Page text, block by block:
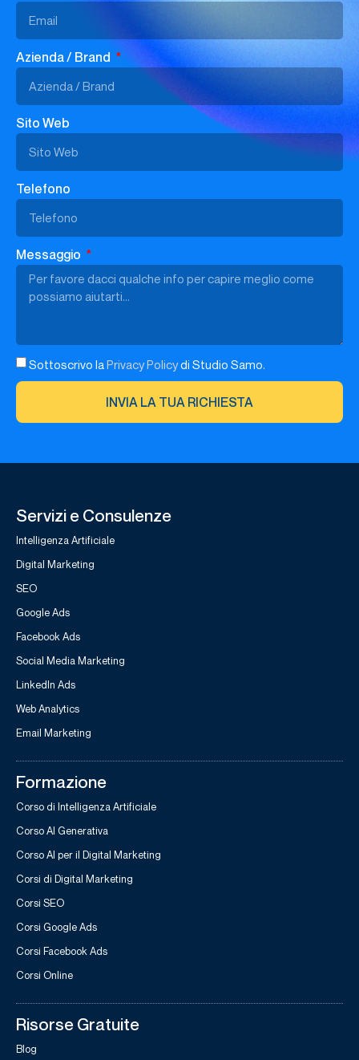
Azienda / Brand
Sito Web
Telefono
Messaggio
Sottoscrivo laPrivacy Policydi Studio Samo.
INVIA LA TUA RICHIESTA
Servizi e Consulenze
Intelligenza Artificiale
Digital Marketing
SEO
Google Ads
Facebook Ads
Social Media Marketing
LinkedIn Ads
Web Analytics
Email Marketing
Formazione
Corso di Intelligenza Artificiale
Corso AI Generativa
Corso AI per il Digital Marketing
Corsi di Digital Marketing
Corsi SEO
Corsi Google Ads
Corsi Facebook Ads
Corsi Online
Risorse Gratuite
Blog